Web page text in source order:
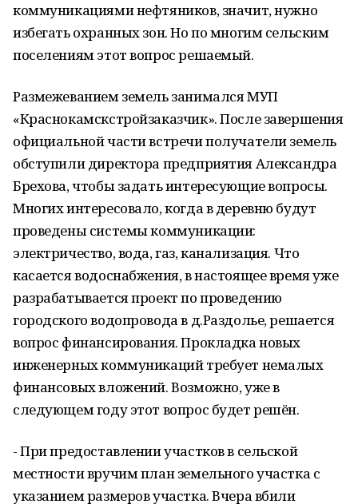
коммуникациями нефтяников, значит, нужно
избегать охранных зон. Но по многим сельским
поселениям этот вопрос решаемый.
Размежеванием земель занимался МУП
«Краснокамскстройзаказчик». После завершения
официальной части встречи получатели земель
обступили директора предприятия Александра
Брехова, чтобы задать интересующие вопросы.
Многих интересовало, когда в деревню будут
проведены системы коммуникации:
электричество, вода, газ, канализация. Что
касается водоснабжения, в настоящее время уже
разрабатывается проект по проведению
городского водопровода в д.Раздолье, решается
вопрос финансирования. Прокладка новых
инженерных коммуникаций требует немалых
финансовых вложений. Возможно, уже в
следующем году этот вопрос будет решён.
- При предоставлении участков в сельской
местности вручим план земельного участка с
указанием размеров участка. Вчера вбили